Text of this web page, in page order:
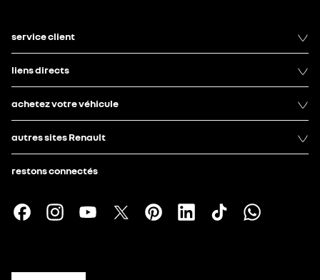
service client
liens directs
achetez votre véhicule
autres sites Renault
restons connectés